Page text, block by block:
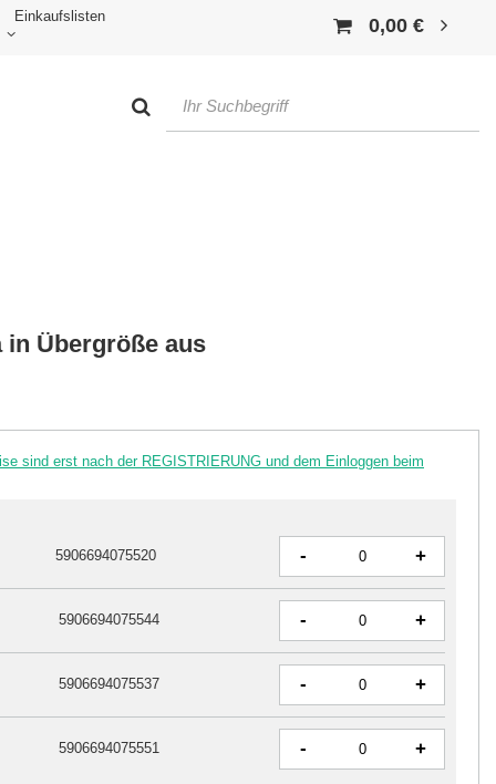
Einkaufslisten 0,00 €
in Übergröße aus
sind erst nach der REGISTRIERUNG und dem Einloggen beim
5906694075520 - +
5906694075544 - +
5906694075537 - +
5906694075551 - +